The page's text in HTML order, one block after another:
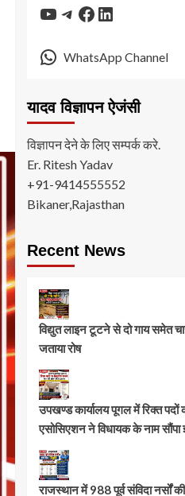
YouTube
Telegram
Facebook
LinkedIn
WhatsApp Channel
यादव विज्ञापन ऐजंसी
विज्ञापन देने के लिए सम्पर्क करे.
Er. Ritesh Yadav
+91-9414555552
Bikaner,Rajasthan
Recent News
विद्युत लाइन टूटने से दो गाय समेत
जताया रोष
उपखण्ड कार्यालय पूगल में रिक्त पदों
एसोसिएशन ने विधायक के नाम सौंपा
राजस्थान में 988 पूर्व संविदा नर्सों की